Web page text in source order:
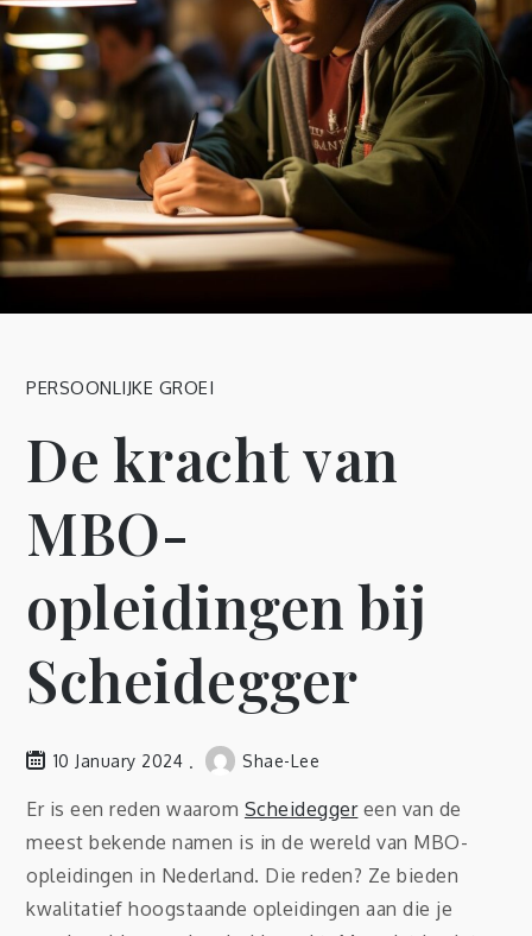
PERSOONLIJKE GROEI
De kracht van
MBO-
opleidingen bij
Scheidegger
10 January 2024 Shae-Lee
Er is een reden waarom Scheideggereen van de
meest bekende namen is in de wereld van MBO-
opleidingen in Nederland. Die reden? Ze bieden
kwalitatief hoogstaande opleidingen aan die je